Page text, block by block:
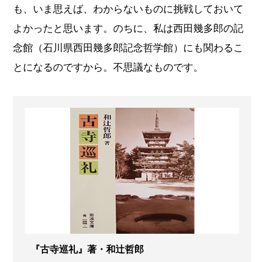
も、いま思えば、わからないものに挑戦しておいて
よかったと思います。のちに、私は西田幾多郎の記
念館（石川県西田幾多郎記念哲学館）にも関わるこ
とになるのですから。不思議なものです。
『古寺巡礼』著・和辻哲郎